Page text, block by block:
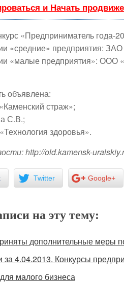
и Начать
«Предприниматель
«средние» предприятия:
«малые предприятия»:
объявлена:
страж»;
С.В.;
здоровья».
http://old.kamensk-
Twitter Google+
на эту тему:
дополнительные меры
за 4.04.2013. Конкурсы
малого бизнеса